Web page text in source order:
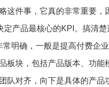
这件事，它真的非常重要
产品最核心的KPI。搞清楚
明确，一般是提高付费企
块，包括产品版本、功能
队对齐，向下是具体的产品